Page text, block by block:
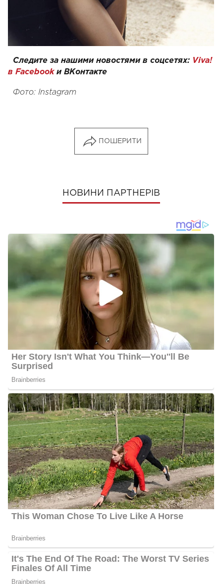
Следите за нашими новостями в соцсетях: Viva!
в Facebookи ВКонтакте
Фото: Instagram
ПОШЕРИТИ
НОВИНИ ПАРТНЕРІВ